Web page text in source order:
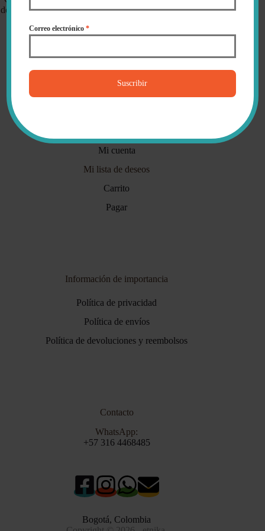
de cada pieza y en acercar la riqueza cultural de Colombia a tu
✓ Enviamos a toda Colombia (y al mundo).
✓ Aquí todavía contestan personas..
Mi cuenta
Mi lista de deseos
Carrito
Pagar
Información de importancia
Política de privacidad
Política de envíos
Política de devoluciones y reembolsos
Contacto
WhatsApp:
+57 316 4468485
Bogotá, Colombia
Correo electrónico*
Suscribir